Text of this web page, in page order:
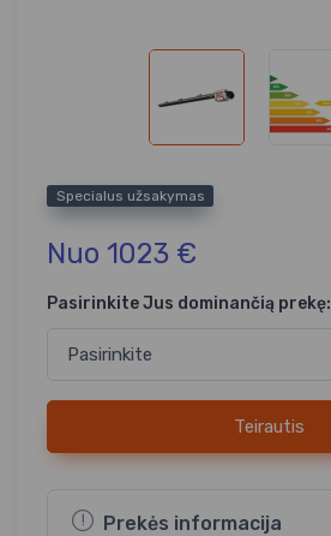
Specialus užsakymas
Nuo 1023 €
Pasirinkite Jus dominančią prekę:
Teirautis
Prekės informacija